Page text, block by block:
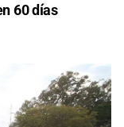
60 días